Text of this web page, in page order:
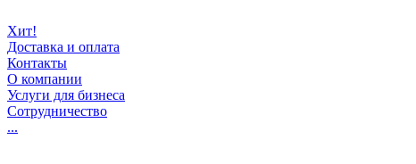
Хит!
Доставка и оплата
Контакты
О компании
Услуги для бизнеса
Сотрудничество
...